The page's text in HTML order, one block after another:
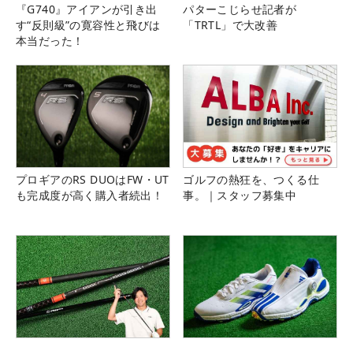
『G740』アイアンが引き出
す“反則級”の寛容性と飛びは
本当だった！
パターこじらせ記者が
「TRTL」で大改善
プロギアのRS DUOはFW・UT
も完成度が高く購入者続出！
ゴルフの熱狂を、つくる仕
事。｜スタッフ募集中